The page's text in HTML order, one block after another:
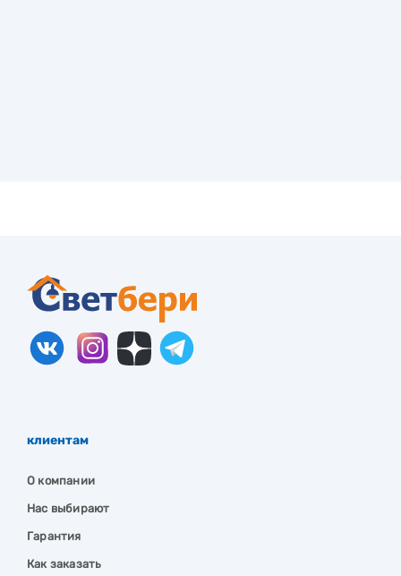
клиентам
О компании
Нас выбирают
Гарантия
Как заказать